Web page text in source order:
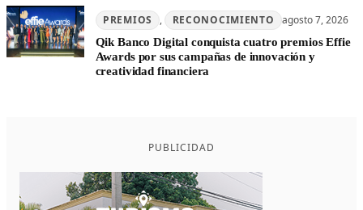
PREMIOS , RECONOCIMIENTO agosto 7, 2026
Qik Banco Digital conquista cuatro premios Effie
Awards por sus campañas de innovación y
creatividad financiera
PUBLICIDAD